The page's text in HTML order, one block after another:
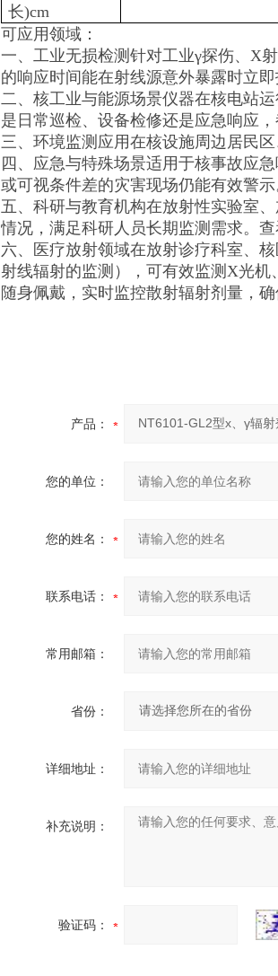
长)cm
可应用领域：
一、工业无损检测针对工业γ探伤、X
的响应时间能在射线源意外暴露时立即
二、核工业与能源场景仪器在核电站
是日常巡检、设备检修还是应急响应
三、环境监测应用在核设施周边居民
四、应急与特殊场景适用于核事故应
或可视条件差的灾害现场仍能有效警示
五、科研与教育机构在放射性实验室
情况，满足科研人员长期监测需求。
六、医疗放射领域在放射诊疗科室、
射线辐射的监测），可有效监测X光
随身佩戴，实时监控散射辐射剂量，确
产品：
您的单位：
您的姓名：
联系电话：
常用邮箱：
省份：
详细地址：
补充说明：
验证码：